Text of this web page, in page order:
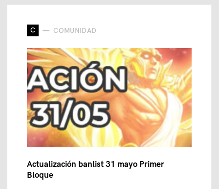
C COMUNIDAD
Actualización banlist 31 mayo Primer
Bloque